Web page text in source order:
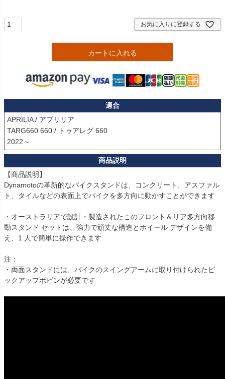
お気に入りに登録する
カートに入れる
適合
APRILIA / アプリリア
TARG660 660 / トゥアレグ 660
【商品説明】
Dynamotoの革新的なバイクスタンドは、コンクリート、アスファル
ト、タイルなどの表面上でバイクを多方向に動かすことができます
・オーストラリアで設計・製造されたこのフロント＆リア多方向移
動スタンド セットは、強力で頑丈な構造とホイール デザインを備
え、1 人で簡単に操作できます
注：
・両面スタンドには、バイクのスイングアームに取り付けられたピ
ックアップボビンが必要です